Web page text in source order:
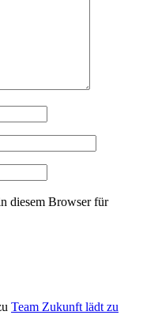
diesem Browser für
Team Zukunft lädt zu